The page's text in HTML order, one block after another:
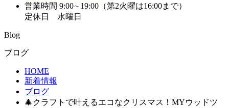
営業時間 9:00∼19:00（第2火曜は16:00まで）
定休日 水曜日
Blog
ブログ
HOME
新着情報
ブログ
🎄クラフトで叶えるエコなクリスマス！MYウッドツ